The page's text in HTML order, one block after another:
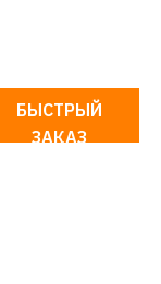
БЫСТРЫЙ
ЗАКАЗ